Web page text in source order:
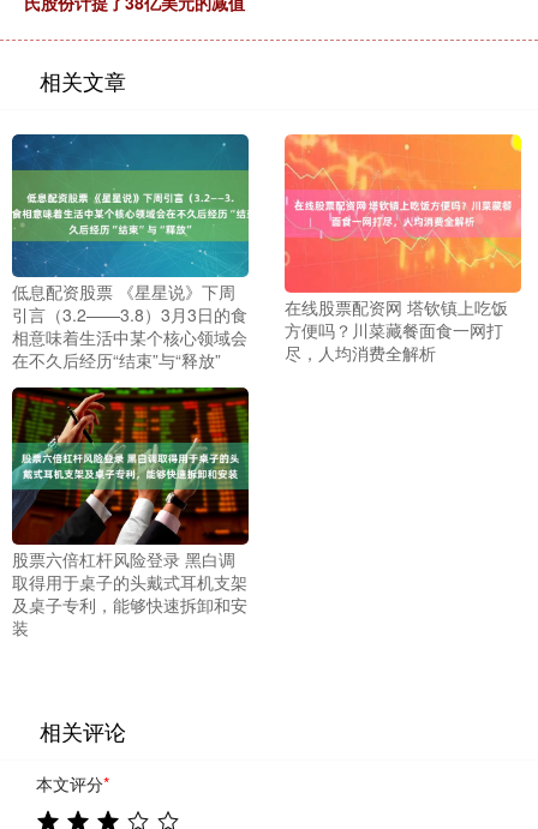
相关文章
低息配资股票 《星星说》下周
引言（3.2——3.8）3月3日的食
相意味着生活中某个核心领域会
在不久后经历“结束”与“释放”
在线股票配资网 塔钦镇上吃饭
方便吗？川菜藏餐面食一网打
尽，人均消费全解析
股票六倍杠杆风险登录 黑白调
取得用于桌子的头戴式耳机支架
及桌子专利，能够快速拆卸和安
装
相关评论
本文评分*